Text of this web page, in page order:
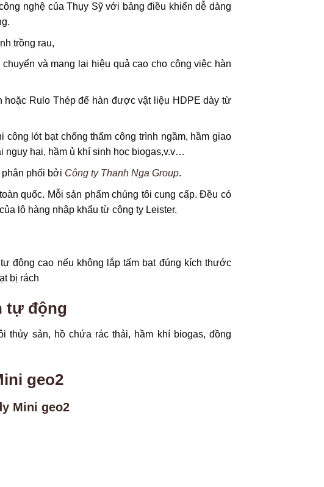
nghệ của Thụy Sỹ với bảng điều khiển dễ dàng
trồng rau,
và mang lại hiệu quả cao cho công việc hàn
Rulo Thép để hàn được vật liệu HDPE dày từ
công lót bạt chống thấm công trình ngầm, hầm giao
nguy hại, hầm ủ khí sinh học biogas,v.v…
phối bởi Công ty Thanh Nga Group.
quốc. Mỗi sản phẩm chúng tôi cung cấp. Đều có
lô hàng nhập khẩu từ công ty Leister.
động cao nếu không lắp tấm bạt đúng kích thước
bị rách
tự động
thủy sản, hồ chứa rác thải, hầm khí biogas, đồng
geo2
Mini geo2